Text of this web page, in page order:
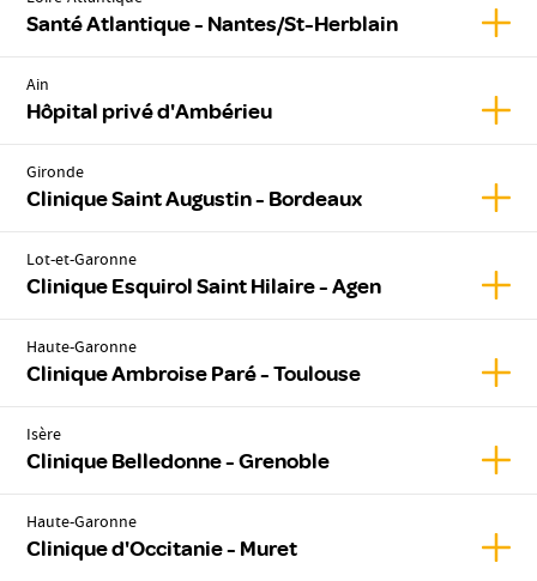
Santé Atlantique - Nantes/St-Herblain
Ain
Hôpital privé d'Ambérieu
Gironde
Clinique Saint Augustin - Bordeaux
Lot-et-Garonne
Clinique Esquirol Saint Hilaire - Agen
Haute-Garonne
Clinique Ambroise Paré - Toulouse
Isère
Clinique Belledonne - Grenoble
Haute-Garonne
Clinique d'Occitanie - Muret